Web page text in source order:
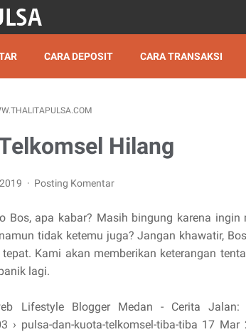
CARA DEPOSIT CARA TRANSAKSI
Hilang
Posting Komentar
Bos, apa kabar? Masih bingung karena ingin
namun tidak ketemu juga? Jangan khawatir,
Kami akan memberikan keterangan
lagi.
Lifestyle Blogger Medan - Cerita
› pulsa-dan-kuota-telkomsel-tiba-tiba 17